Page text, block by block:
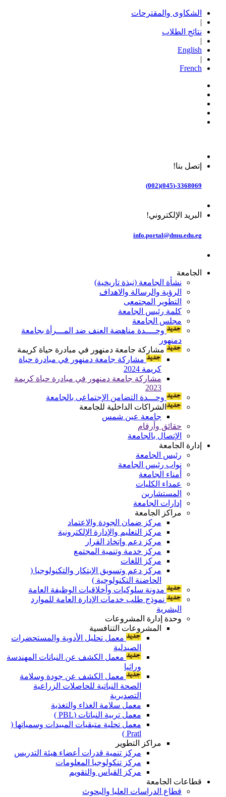
الشكاوى والمقترحات
|
نتائج الطلاب
|
English
|
French
إتصل بنا!
3368069-(045)(002)
البريد الإلكتروني!
info.portal@dmu.edu.eg
الجامعة
نشأة الجامعة (نبذة تاريخية)
الرؤية والرسالة والاهداف
التطوير المجتمعى
كلمة رئيس الجامعة
مجلس الجامعة
وحــــدة مناهضة العنف ضد المـــرأة بجامعة
دمنهور
مشاركة جامعة دمنهور في مبادرة حياة كريمة
مشاركة جامعة دمنهور في مبادرة حياة
كريمة 2024
مشاركة جامعة دمنهور في مبادرة حياة كريمة
2023
وحـــدة التضامن الإجتماعى بالجامعة
الشراكات الداخلية للجامعة
جامعة عين شمس
حقائق وأرقام
الإتصال بالجامعة
إدارة الجامعة
رئيس الجامعة
نواب رئيس الجامعة
أمناء الجامعة
عمداء الكليات
المستشارين
إدارات الجامعة
مراكز الجامعة
مركز ضمان الجودة والاعتماد
مركز التعليم والإدارة الإلكترونية
مركز دعم وإتخاذ القرار
مركز خدمة وتنمية المجتمع
مركز اللغات
مركز دعم وتسويق الإبتكار والتكنولوجيا (
الحاضنة التكنولوجية )
مدونة سلوكيات وأخلاقيات الوظيفة العامة
نموذج طلب خدمات الإدارة العامة للموارد
البشرية
وحدة إدارة المشروعات
المشروعات التنافسية
معمل تحليل الأدوية والمستحضرات
الصيدلية
معمل الكشف عن النباتات المهندسة
وراثيا
معمل الكشف عن جودة وسلامة
الصحة النباتية للحاصلات الزراعية
التصديرية
معمل سلامة الغذاء والتغذية
معمل تربية النباتات (PBL )
معمل تحلية متبقيات المبيدات وسمياتها (
Pratl )
مراكز التطوير
مركز تنمية قدرات أعضاء هيئة التدريس
مركز تنكولوجيا المعلومات
مركز القياس والتقويم
قطاعات الجامعة
قطاع الدراسات العليا والبحوث